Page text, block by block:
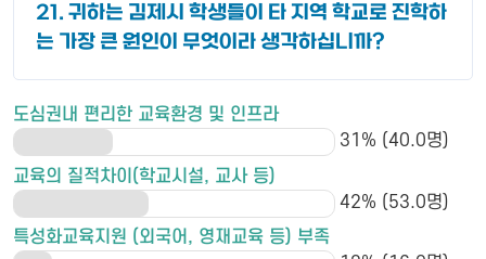
21. 귀하는 김제시 학생들이 타 지역 학교로 진학하
는 가장 큰 원인이 무엇이라 생각하십니까?
도심권내 편리한 교육환경 및 인프라
31% (40.0명)
교육의 질적차이(학교시설, 교사 등)
42% (53.0명)
특성화교육지원 (외국어, 영재교육 등) 부족